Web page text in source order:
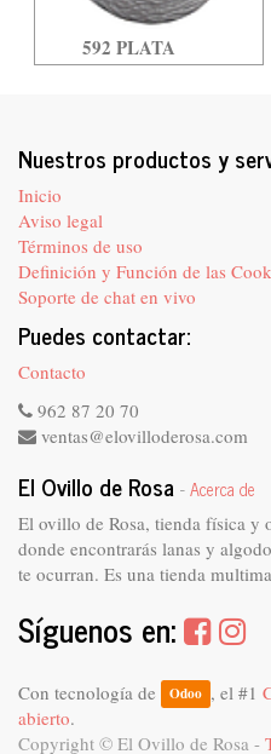
592 PLATA
Nuestros productos y
Inicio
Aviso legal
Términos de uso
Definición y Función de las
Soporte de chat en vivo
Puedes contactar:
Contacto
962 87 20 70
ventas@elovilloderosa.com
El Ovillo de Rosa -Acerca de
El ovillo de Rosa, tienda física
donde encontrarás lanas y
te ocurran. Es una tienda
Síguenos en:
Con tecnología de Odoo , el #1
abierto.
Copyright © El Ovillo de Rosa -